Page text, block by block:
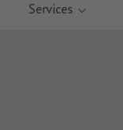
Services